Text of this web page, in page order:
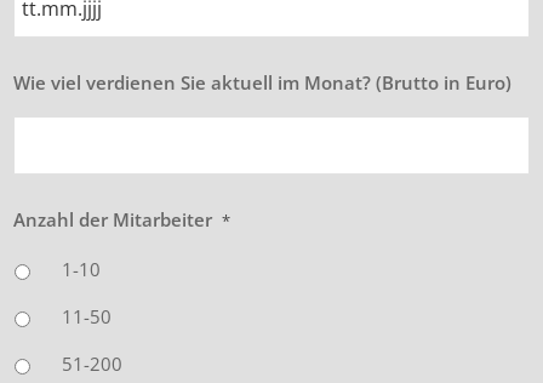
Punkt
Punkt
MM
Wie viel verdienen Sie aktuell im Monat? (Brutto in Euro)
Anzahl der Mitarbeiter *
1-10
11-50
51-200